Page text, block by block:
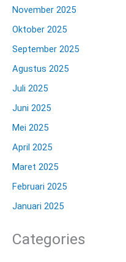
November 2025
Oktober 2025
September 2025
Agustus 2025
Juli 2025
Juni 2025
Mei 2025
April 2025
Maret 2025
Februari 2025
Januari 2025
Categories